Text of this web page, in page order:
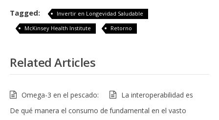
Tagged:
Invertir en Longevidad Saludable
McKinsey Health Institute
Retorno
Related Articles
Omega-3 en el pescado:
De qué manera el consumo de
La interoperabilidad es
fundamental en el vasto